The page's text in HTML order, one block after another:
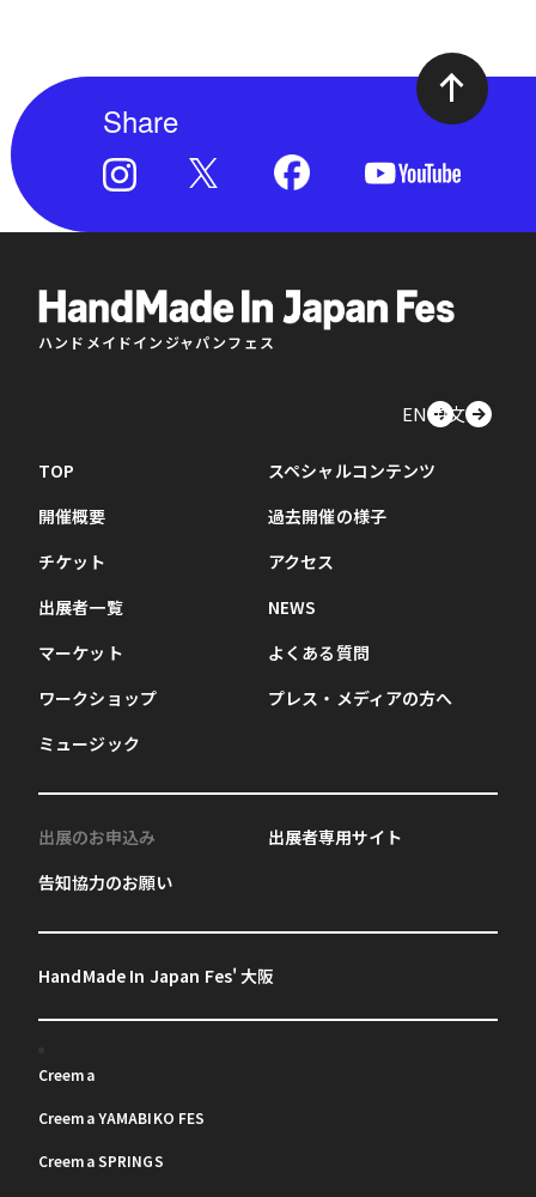
Share
ハンドメイドインジャパンフェス
EN中文
TOP
開催概要
チケット
出展者一覧
マーケット
ワークショップ
ミュージック
スペシャルコンテンツ
過去開催の様子
アクセス
NEWS
よくある質問
プレス・メディアの方へ
出展のお申込み
告知協力のお願い
出展者専用サイト
HandMade In Japan Fes' 大阪
Creema
Creema YAMABIKO FES
Creema SPRINGS